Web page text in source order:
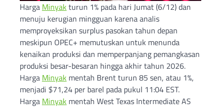
Harga Minyak turun 1% pada hari Jumat (6/12) dan
menuju kerugian mingguan karena analis
memproyeksikan surplus pasokan tahun depan
meskipun OPEC+ memutuskan untuk menunda
kenaikan produksi dan memperpanjang pemangkasan
produksi besar-besaran hingga akhir tahun 2026.
Harga Minyak mentah Brent turun 85 sen, atau 1%,
menjadi $71,24 per barel pada pukul 11:04 EST.
Harga Minyak mentah West Texas Intermediate AS